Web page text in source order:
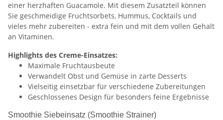
einer herzhaften Guacamole. Mit diesem Zusatzteil können
Sie geschmeidige Fruchtsorbets, Hummus, Cocktails und
vieles mehr zubereiten - extra fein und mit dem vollen Gehalt
an Vitaminen.
Highlights des Creme-Einsatzes:
Maximale Fruchtausbeute
Verwandelt Obst und Gemüse in zarte Desserts
Vielseitig einsetzbar für verschiedene Zubereitungen
Geschlossenes Design für besonders feine Ergebnisse
Smoothie Siebeinsatz (Smoothie Strainer)